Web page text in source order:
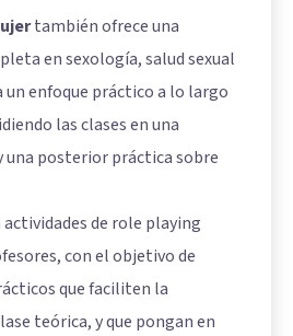
también ofrece una
en sexología, salud sexual
un enfoque práctico a lo largo
las clases en una
una posterior práctica sobre
de role playing
con el objetivo de
que faciliten la
teórica, y que pongan en